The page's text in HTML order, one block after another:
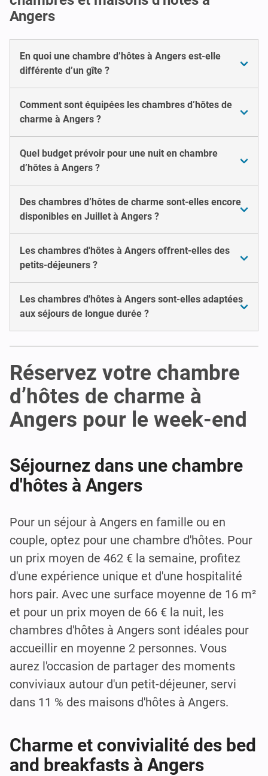
Angers
En quoi une chambre d’hôtes à Angers est-elle
différente d’un gîte ?
Comment sont équipées les chambres d’hôtes de
charme à Angers ?
Quel budget prévoir pour une nuit en chambre
d’hôtes à Angers ?
Des chambres d’hôtes de charme sont-elles encore
disponibles en Juillet à Angers ?
Les chambres d'hôtes à Angers offrent-elles des
petits-déjeuners ?
Les chambres d'hôtes à Angers sont-elles adaptées
aux séjours de longue durée ?
Réservez votre chambre
d’hôtes de charme à
Angers pour le week-end
Séjournez dans une chambre
d'hôtes à Angers
Pour un séjour à Angers en famille ou en
couple, optez pour une chambre d'hôtes. Pour
un prix moyen de 462 € la semaine, profitez
d'une expérience unique et d'une hospitalité
hors pair. Avec une surface moyenne de 16 m²
et pour un prix moyen de 66 € la nuit, les
chambres d'hôtes à Angers sont idéales pour
accueillir en moyenne 2 personnes. Vous
aurez l'occasion de partager des moments
conviviaux autour d'un petit-déjeuner, servi
dans 11 % des maisons d'hôtes à Angers.
Charme et convivialité des bed
and breakfasts à Angers